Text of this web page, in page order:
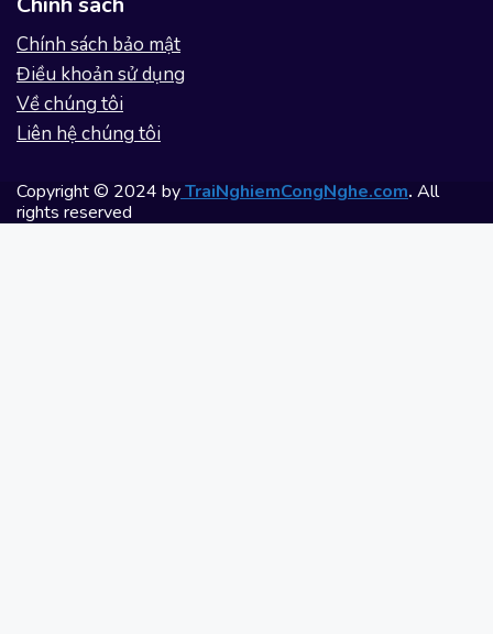
Chính sách bảo mật
Điều khoản sử dụng
Về chúng tôi
Liên hệ chúng tôi
Copyright © 2024 byTraiNghiemCongNghe.com. All
rights reserved